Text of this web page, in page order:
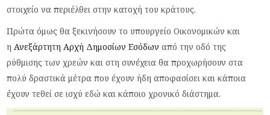
στοιχείο να περιέλθει στην κατοχή του κράτους.
Πρώτα όμως θα ξεκινήσουν το υπουργείο Οικονομικών και
ηΑνεξάρτητη Αρχή Δημοσίων Εσόδων από την οδό της
ρύθμισης των χρεών και στη συνέχεια θα προχωρήσουν στα
πολύ δραστικά μέτρα που έχουν ήδη αποφασίσει και κάποια
έχουν τεθεί σε ισχύ εδώ και κάποιο χρονικό διάστημα.